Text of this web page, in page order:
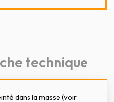
technique
dans la masse (voir